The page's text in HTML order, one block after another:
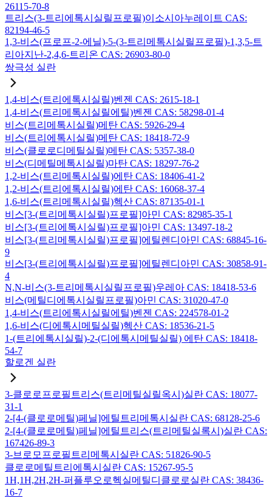
26115-70-8
트리스(3-트리에톡시실릴프로필)이소시아누레이트 CAS:
82194-46-5
1,3-비스(프로프-2-에닐)-5-(3-트리메톡시실릴프로필)-1,3,5-트
리아지난-2,4,6-트리온 CAS: 26903-80-0
쌍극성 실란
1,4-비스(트리에톡시실릴)벤젠 CAS: 2615-18-1
1,4-비스(트리메톡시실릴에틸)벤젠 CAS: 58298-01-4
비스(트리메톡시실릴)메탄 CAS: 5926-29-4
비스(트리에톡시실릴)메탄 CAS: 18418-72-9
비스(클로로디메틸실릴)메탄 CAS: 5357-38-0
비스(디메틸메톡시실릴)마탄 CAS: 18297-76-2
1,2-비스(트리메톡시실릴)에탄 CAS: 18406-41-2
1,2-비스(트리에톡시실릴)에탄 CAS: 16068-37-4
1,6-비스(트리메톡시실릴)헥산 CAS: 87135-01-1
비스[3-(트리메톡시실릴)프로필]아민 CAS: 82985-35-1
비스[3-(트리에톡시실릴)프로필]아민 CAS: 13497-18-2
비스[3-(트리메톡시실릴)프로필]에틸렌디아민 CAS: 68845-16-
9
비스[3-(트리에톡시실릴)프로필]에틸렌디아민 CAS: 30858-91-
4
N,N-비스(3-트리메톡시실릴프로필)우레아 CAS: 18418-53-6
비스(메틸디에톡시실릴프로필)아민 CAS: 31020-47-0
1,4-비스(트리에톡시실릴에틸)벤젠 CAS: 224578-01-2
1,6-비스(디에톡시메틸실릴)헥산 CAS: 18536-21-5
1-(트리에톡시실릴)-2-(디에톡시메틸실릴) 에탄 CAS: 18418-
54-7
할로겐 실란
3-클로로프로필트리스(트리메틸실릴옥시)실란 CAS: 18077-
31-1
2-[4-(클로로메틸)페닐]에틸트리메톡시실란 CAS: 68128-25-6
2-[4-(클로로메틸)페닐]에틸트리스(트리메틸실록시)실란 CAS:
167426-89-3
3-브로모프로필트리메톡시실란 CAS: 51826-90-5
클로로메틸트리에톡시실란 CAS: 15267-95-5
1H,1H,2H,2H-퍼플루오로헥실메틸디클로로실란 CAS: 38436-
16-7